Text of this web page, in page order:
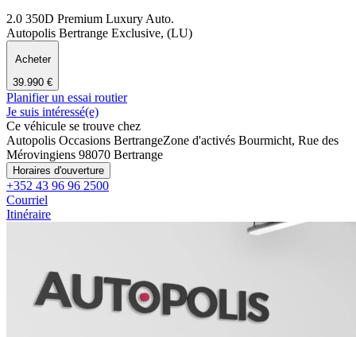
2.0 350D Premium Luxury Auto.
Autopolis Bertrange Exclusive, (LU)
Acheter
39.990 €
Planifier un essai routier
Je suis intéressé(e)
Ce véhicule se trouve chez
Autopolis Occasions BertrangeZone d'activés Bourmicht, Rue des
Mérovingiens 98070 Bertrange
Horaires d'ouverture
+352 43 96 96 2500
Courriel
Itinéraire